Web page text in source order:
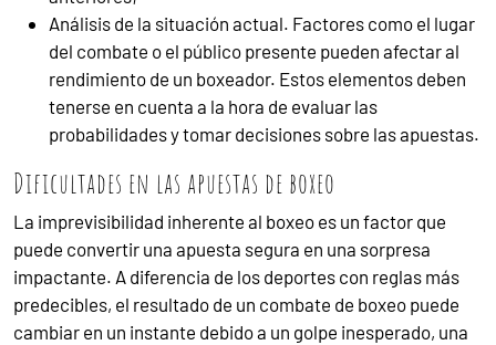
Análisis de la situación actual. Factores como el lugar
del combate o el público presente pueden afectar al
rendimiento de un boxeador. Estos elementos deben
tenerse en cuenta a la hora de evaluar las
probabilidades y tomar decisiones sobre las apuestas.
Dificultades en las apuestas de boxeo
La imprevisibilidad inherente al boxeo es un factor que
puede convertir una apuesta segura en una sorpresa
impactante. A diferencia de los deportes con reglas más
predecibles, el resultado de un combate de boxeo puede
cambiar en un instante debido a un golpe inesperado, una